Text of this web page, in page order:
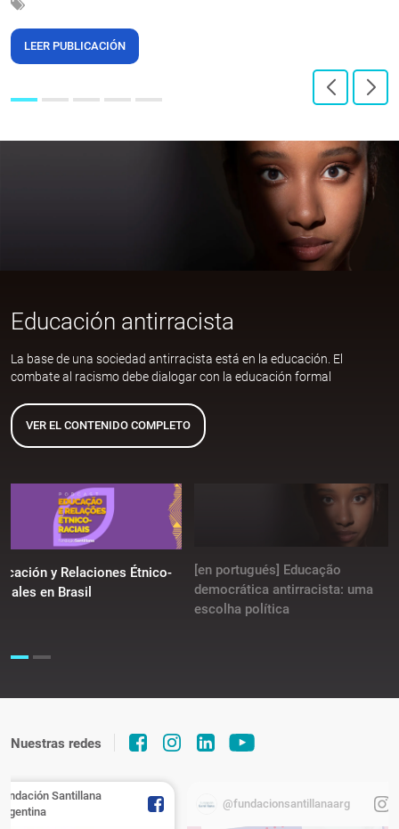
LEER PUBLICACIÓN
Educación antirracista
La base de una sociedad antirracista está en la educación. El
combate al racismo debe dialogar con la educación formal
VER EL CONTENIDO COMPLETO
y Relaciones Étnico-
en Brasil
[en portugués] Educação
democrática antirracista: uma
escolha política
Nuestras redes
Santillana
@fundacionsantillanaarg